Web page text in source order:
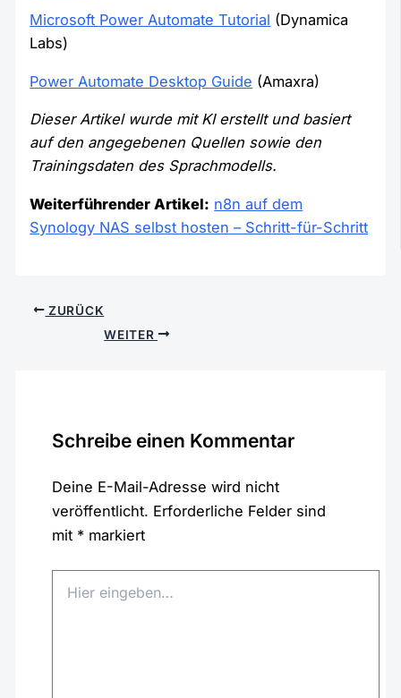
Microsoft Power Automate Tutorial (Dynamica
Labs)
Power Automate Desktop Guide (Amaxra)
Dieser Artikel wurde mit KI erstellt und basiert
auf den angegebenen Quellen sowie den
Trainingsdaten des Sprachmodells.
Weiterführender Artikel: n8n auf dem
Synology NAS selbst hosten – Schritt-für-Schritt
ZURÜCK
WEITER
Schreibe einen Kommentar
Deine E-Mail-Adresse wird nicht
veröffentlicht. Erforderliche Felder sind
mit *markiert
eingeben…